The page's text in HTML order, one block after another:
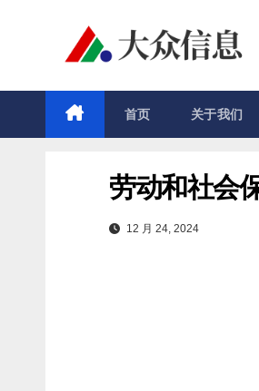
容
首页 关于我们
劳动和社会
12 月 24, 2024